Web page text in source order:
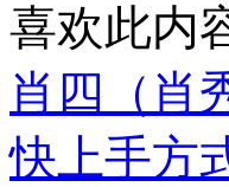
喜欢此内
肖四（肖
快上手方